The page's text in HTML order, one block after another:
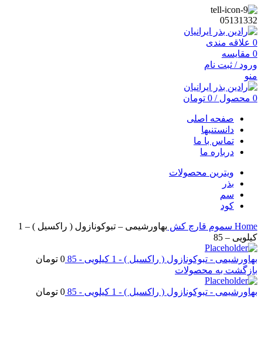
05131332
0 علاقه مندی
0 مقایسه
ورود / ثبت نام
منو
0 محصول /
0 تومان
صفحه اصلی
دانستنیها
تماس با ما
درباره ما
ویترین محصولات
بذر
سم
کود
Home سموم قارچ کش
بهاورشیمی – تبوکونازول ( راکسیل ) – 1
کیلویی – 85
بهاورشیمی - تبوکونازول ( راکسیل ) - 1 کیلویی - 85 0 تومان
بازگشت به محصولات
بهاورشیمی - تبوکونازول ( راکسیل ) - 1 کیلویی - 85 0 تومان